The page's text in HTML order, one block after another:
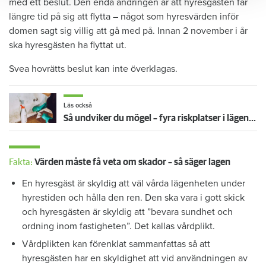
längre tid på sig att flytta – något som hyresvärden inför
domen sagt sig villig att gå med på. Innan 2 november i år
ska hyresgästen ha flyttat ut.
Svea hovrätts beslut kan inte överklagas.
Läs också
Så undviker du mögel – fyra riskplatser i lägenheten: ”Måste städa bort”
Fakta: Värden måste få veta om skador – så säger lagen
En hyresgäst är skyldig att väl vårda lägenheten under
hyrestiden och hålla den ren. Den ska vara i gott skick
och hyresgästen är skyldig att ”bevara sundhet och
ordning inom fastigheten”. Det kallas vårdplikt.
Vårdplikten kan förenklat sammanfattas så att
hyresgästen har en skyldighet att vid användningen av